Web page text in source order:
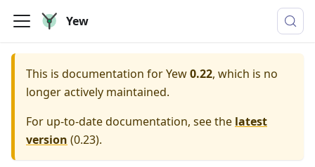
Yew
This is documentation forYew0.22, which is no
longer actively maintained.
For up-to-date documentation, see the latest
version (0.23).